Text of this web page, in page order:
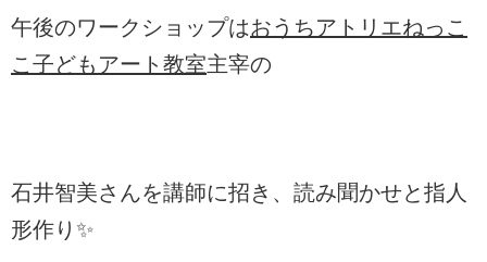
午後のワークショップはおうちアトリエねっこ
こ子どもアート教室主宰の
石井智美さんを講師に招き、読み聞かせと指人
形作り✨